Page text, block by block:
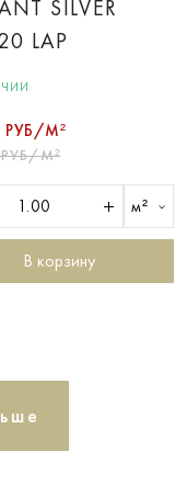
SILVER
LAP
РУБ/М²
РУБ/М²
м²
В корзину